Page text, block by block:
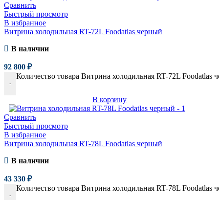
Сравнить
Быстрый просмотр
В избранное
Витрина холодильная RT-72L Foodatlas черный
В наличии
92 800 ₽
-
Количество товара Витрина холодильная RT-72L Foodatlas
В корзину
Сравнить
Быстрый просмотр
В избранное
Витрина холодильная RT-78L Foodatlas черный
В наличии
43 330 ₽
-
Количество товара Витрина холодильная RT-78L Foodatlas